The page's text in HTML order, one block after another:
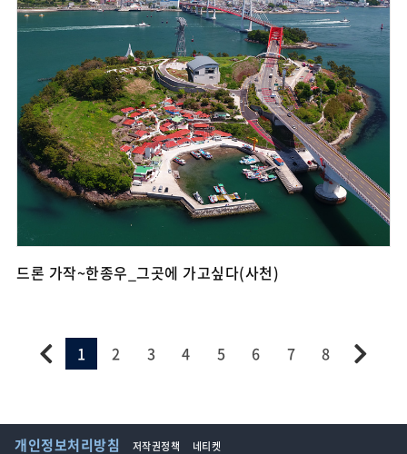
드론 가작~한종우_그곳에 가고싶다(사천)
1 2 3 4 5 6 7 8
개인정보처리방침 저작권정책 네티켓